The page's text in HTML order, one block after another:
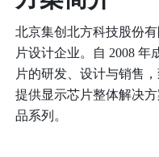
北京集创北方科技股份
片设计企业。自 2008
片的研发、设计与销售
提供显示芯片整体解决
品系列。